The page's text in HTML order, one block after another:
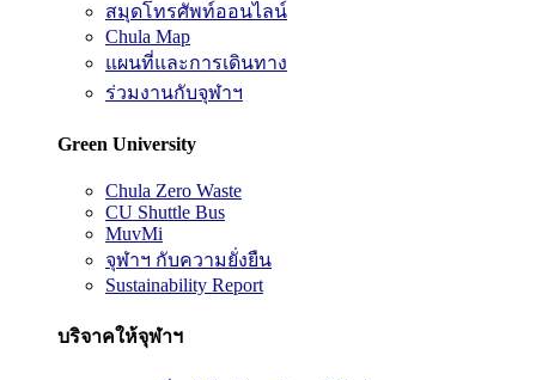
สมุดโทรศัพท์ออนไลน์
Chula Map
แผนที่และการเดินทาง
ร่วมงานกับจุฬาฯ
Green University
Chula Zero Waste
CU Shuttle Bus
MuvMi
จุฬาฯ กับความยั่งยืน
Sustainability Report
บริจาคให้จุฬาฯ